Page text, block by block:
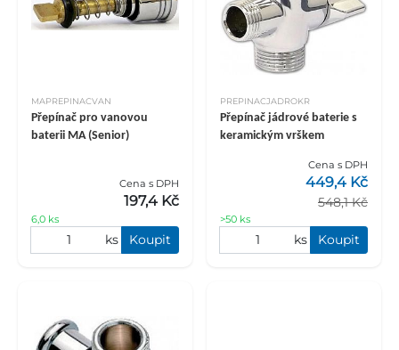
MAPREPINACVAN
Přepínač pro vanovou
baterii MA (Senior)
Cena s DPH
197,4 Kč
6,0 ks
ks Koupit
PREPINACJADROKR
Přepínač jádrové baterie s
keramickým vrškem
Cena s DPH
548,1 Kč
449,4 Kč
>50 ks
ks Koupit